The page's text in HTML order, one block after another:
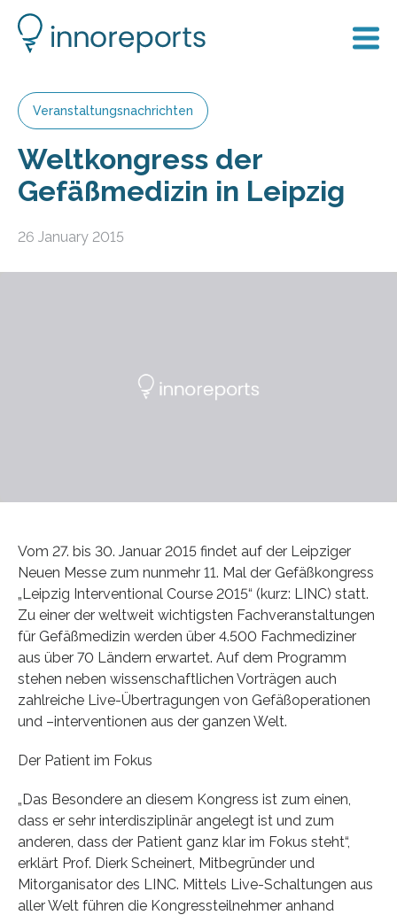
Veranstaltungsnachrichten
Weltkongress der
Gefäßmedizin in Leipzig
26 January 2015
Vom 27. bis 30. Januar 2015 findet auf der Leipziger
Neuen Messe zum nunmehr 11. Mal der Gefäßkongress
„Leipzig Interventional Course 2015“ (kurz: LINC) statt.
Zu einer der weltweit wichtigsten Fachveranstaltungen
für Gefäßmedizin werden über 4.500 Fachmediziner
aus über 70 Ländern erwartet. Auf dem Programm
stehen neben wissenschaftlichen Vorträgen auch
zahlreiche Live-Übertragungen von Gefäßoperationen
und –interventionen aus der ganzen Welt.
Der Patient im Fokus
„Das Besondere an diesem Kongress ist zum einen,
dass er sehr interdisziplinär angelegt ist und zum
anderen, dass der Patient ganz klar im Fokus steht“,
erklärt Prof. Dierk Scheinert, Mitbegründer und
Mitorganisator des LINC. Mittels Live-Schaltungen aus
aller Welt führen die Kongressteilnehmer anhand